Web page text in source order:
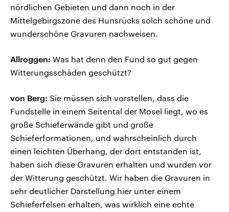
nördlichen Gebieten und dann noch in der
Mittelgebirgszone des Hunsrücks solch schöne und
wunderschöne Gravuren nachweisen.
Allroggen: Was hat denn den Fund so gut gegen
Witterungsschäden geschützt?
von Berg: Sie müssen sich vorstellen, dass die
Fundstelle in einem Seitental der Mosel liegt, wo es
große Schieferwände gibt und große
Schieferformationen, und wahrscheinlich durch
einen leichten Überhang, der dort entstanden ist,
haben sich diese Gravuren erhalten und wurden vor
der Witterung geschützt. Wir haben die Gravuren in
sehr deutlicher Darstellung hier unter einem
Schieferfelsen erhalten, was wirklich eine echte